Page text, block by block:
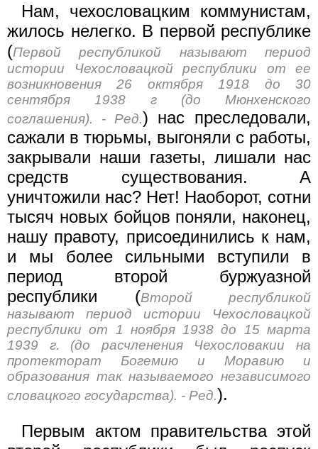
Нам, чехословацким коммунистам,
жилось нелегко. В первой республике
(Первой республикой называют период
истории Чехословацкой республики от ее
возникновения 26 октября 1918 до 30
сентября 1938 г (до Мюнхенского
соглашения). - Ред.) нас преследовали,
сажали в тюрьмы, выгоняли с работы,
закрывали наши газеты, лишали нас
средств существования. А
уничтожили нас? Нет! Наоборот, сотни
тысяч новых бойцов поняли, наконец,
нашу правоту, присоединились к нам,
и мы более сильными вступили в
период второй буржуазной
республики (Второй республикой
называют период истории Чехословацкой
республики от 1 ноября 1938 до 15 марта
1939 г. (до расчленения Чехословакии на
протекторат Богемию и Моравию и
образования так называемого независимого
словацкого государства). - Ред.).
Первым актом правительства этой